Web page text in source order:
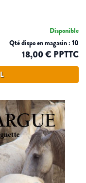
Disponible
Qté dispo en magasin : 10
18,00 € PPTTC